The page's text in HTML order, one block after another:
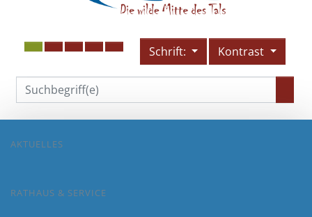
Schrift: Kontrast
AKTUELLES
RATHAUS & SERVICE